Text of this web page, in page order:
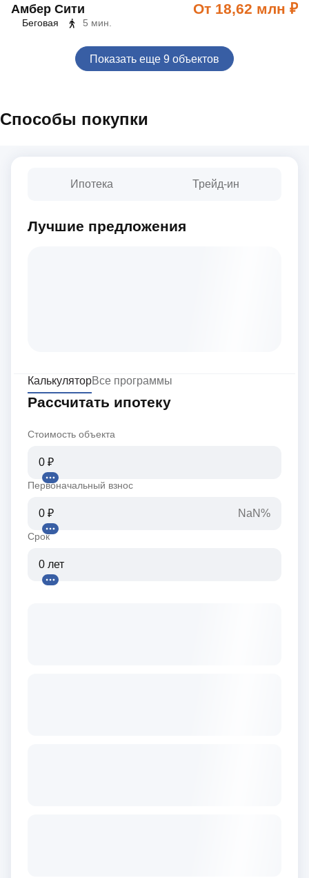
Амбер Сити От 18,62 млн ₽
Беговая 5 мин.
Показать еще 9 объектов
Способы покупки
Ипотека Трейд-ин
Лучшие предложения
КалькуляторВсе программы
Рассчитать ипотеку
Стоимость объекта
Первоначальный взнос
NaN%
Срок